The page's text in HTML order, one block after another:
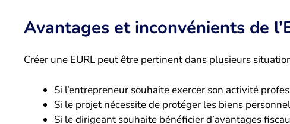
Avantages et inconvénients de
Créer une EURL peut être pertinent dans plusieurs
Si l’entrepreneur souhaite exercer son activité
Si le projet nécessite de protéger les biens
Si le dirigeant souhaite bénéficier d’avantages